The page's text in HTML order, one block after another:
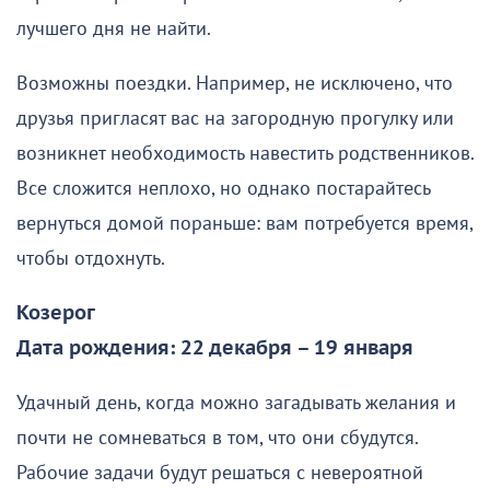
лучшего дня не найти.
Возможны поездки. Например, не исключено, что
друзья пригласят вас на загородную прогулку или
возникнет необходимость навестить родственников.
Все сложится неплохо, но однако постарайтесь
вернуться домой пораньше: вам потребуется время,
чтобы отдохнуть.
Козерог
Дата рождения: 22 декабря – 19 января
Удачный день, когда можно загадывать желания и
почти не сомневаться в том, что они сбудутся.
Рабочие задачи будут решаться с невероятной